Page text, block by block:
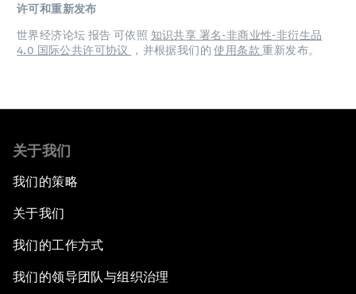
许可和重新发布
世界经济论坛 报告 可依照 知识共享 署名-非商业性-非衍生品
4.0 国际公共许可协议
，并根据我们的使用条款重新发布。
关于我们
我们的策略
关于我们
我们的工作方式
我们的领导团队与组织治理